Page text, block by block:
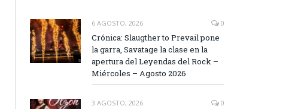
6 AGOSTO, 2026 0
Crónica: Slaugther to Prevail pone
la garra, Savatage la clase en la
apertura del Leyendas del Rock –
Miércoles – Agosto 2026
3 AGOSTO, 2026 0